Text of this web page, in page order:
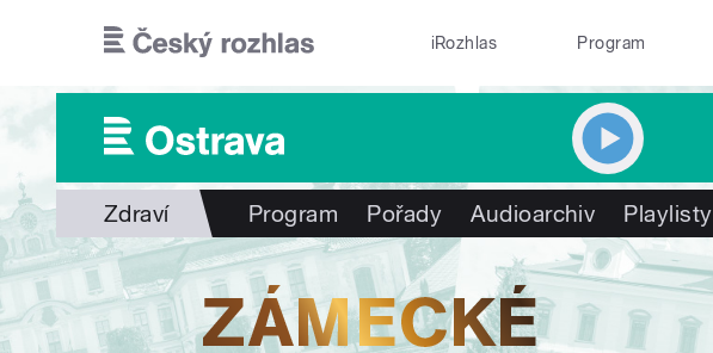
iRozhlas Program
Zdraví Program Pořady Audioarchiv Playlisty